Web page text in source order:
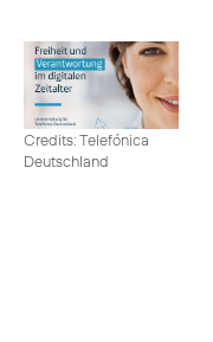
Credits: Telefónica
Deutschland